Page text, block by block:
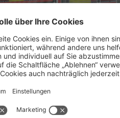
Lager & Logistik